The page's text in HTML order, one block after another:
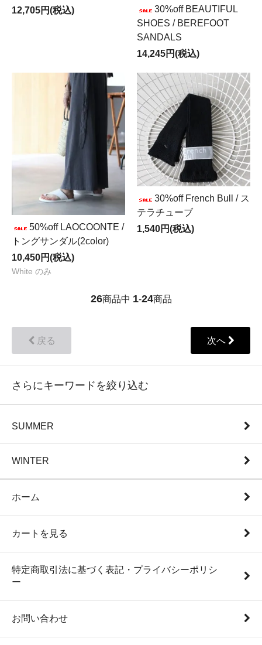
12,705円(税込)
30%off BEAUTIFUL
SHOES / BEREFOOT
SANDALS
14,245円(税込)
50%off LAOCOONTE /
トングサンダル(2color)
10,450円(税込)
White のみ
30%off French Bull / ス
テラチューブ
1,540円(税込)
26商品中 1-24商品
戻る 次へ
さらにキーワードを絞り込む
SUMMER
WINTER
ホーム
カートを見る
特定商取引法に基づく表記・プライバシーポリシ
ー
お問い合わせ